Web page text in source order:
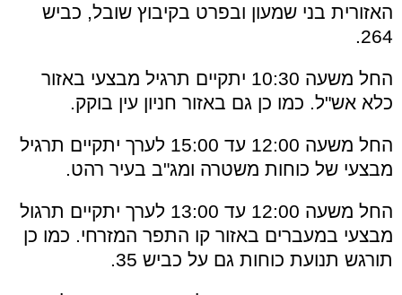
האזורית בני שמעון ובפרט בקיבוץ שובל, כביש
264.
החל משעה 10:30 יתקיים תרגיל מבצעי באזור
כלא אש"ל. כמו כן גם באזור חניון עין בוקק.
החל משעה 12:00 עד 15:00 לערך יתקיים תרגיל
מבצעי של כוחות משטרה ומג"ב בעיר רהט.
החל משעה 12:00 עד 13:00 לערך יתקיים תרגול
מבצעי במעברים באזור קו התפר המזרחי. כמו כן
תורגש תנועת כוחות גם על כביש 35.